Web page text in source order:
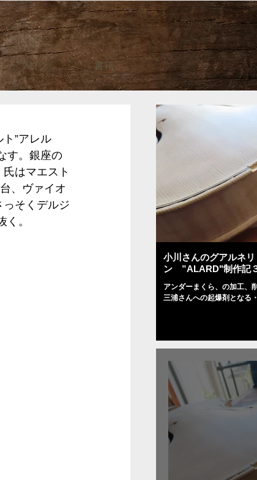
ブログ 書籍
”アレル
す。銀座の
はマエスト
、ヴァイオ
っそくデルジ
。
小川さんのグアルネ
ン ”ALARD"制作記
アンダーまくら、の加工、
三浦さんへの起爆剤となる